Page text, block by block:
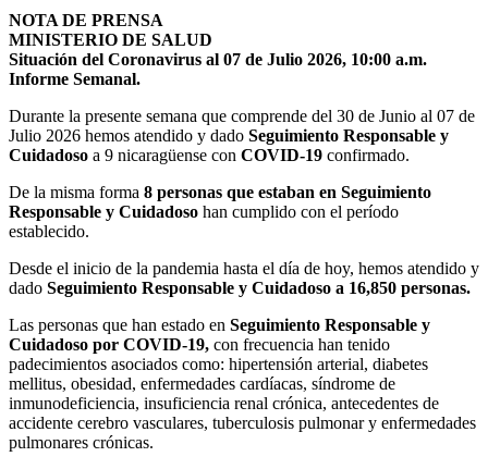
NOTA DE PRENSA
MINISTERIO DE SALUD
Situación del Coronavirus al 07 de Julio 2026, 10:00 a.m.
Informe Semanal.
Durante la presente semana que comprende del 30 de Junio al 07 de
Julio 2026 hemos atendido y dado Seguimiento Responsable y
Cuidadoso a 9 nicaragüense con COVID-19 confirmado.
De la misma forma 8 personas que estaban en Seguimiento
Responsable y Cuidadoso han cumplido con el período
establecido.
Desde el inicio de la pandemia hasta el día de hoy, hemos atendido y
dado Seguimiento Responsable y Cuidadoso a 16,850 personas.
Las personas que han estado en Seguimiento Responsable y
Cuidadoso por COVID-19, con frecuencia han tenido
padecimientos asociados como: hipertensión arterial, diabetes
mellitus, obesidad, enfermedades cardíacas, síndrome de
inmunodeficiencia, insuficiencia renal crónica, antecedentes de
accidente cerebro vasculares, tuberculosis pulmonar y enfermedades
pulmonares crónicas.